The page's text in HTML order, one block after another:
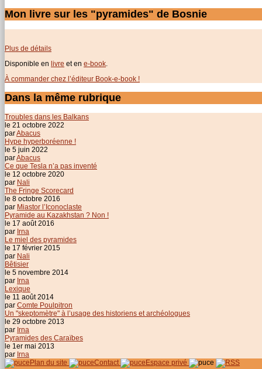
Mon livre sur les "pyramides" de Bosnie
Plus de détails
Disponible en livre et en e-book
À commander chez l’éditeur Book-e-book !
Dans la même rubrique
Troubles dans les Balkans
le 21 octobre 2022
parAbacus
Hype hyperboréenne !
le 5 juin 2022
parAbacus
Ce que Tesla n’a pas inventé
le 12 octobre 2020
par Nali
The Fringe Scorecard
le 8 octobre 2016
par Miastor l’Iconoclaste
Pyramide au Kazakhstan ? Non !
le 17 août 2016
par Irna
Le miel des pyramides
le 17 février 2015
par Nali
Bêtisier
le 5 novembre 2014
par Irna
Lexique
le 11 août 2014
par Comte Poulpitron
Un "skeptomètre" à l’usage des historiens et archéologues
le 29 octobre 2013
par Irna
Pyramides des Caraïbes
le 1er mai 2013
par Irna
Plan du site
Contact Espace privé